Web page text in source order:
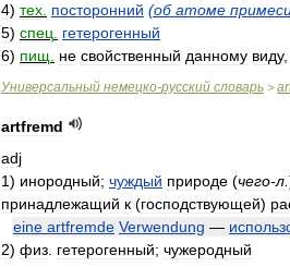
4) тех посторонний (об атоме
5) спец
гетерогенный
6) пищ не свойственный данному виду,
Универсальный немецко-русский словарь >
artfremd
adj
1) инородный; чуждый природе (чего-л
принадлежащий к (господствующей)
eine artfremde Verwendung —
2) физ гетерогенный; чужеродный